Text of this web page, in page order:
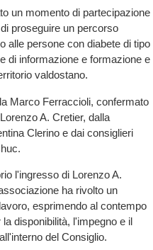
un momento di partecipazione
proseguire un percorso
alle persone con diabete di tipo
di informazione e formazione e
valdostano.
Marco Ferraccioli, confermato
A. Cretier, dalla
Clerino e dai consiglieri
l'ingresso di Lorenzo A.
ha rivolto un
esprimendo al contempo
disponibilità, l'impegno e il
del Consiglio.